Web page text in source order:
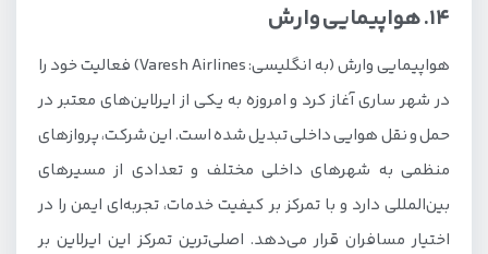
14. هواپیمایی وارش
هواپیمایی وارش (به انگلیسی: Varesh Airlines) فعالیت خود را
در شهر ساری آغاز کرد و امروزه به یکی از ایرلاین‌های معتبر در
حمل و نقل هوایی داخلی تبدیل شده است. این شرکت، پروازهای
منظمی به شهرهای داخلی مختلف و تعدادی از مسیرهای
بین‌المللی دارد و با تمرکز بر کیفیت خدمات، تجربه‌ای ایمن را در
اختیار مسافران قرار می‌دهد. اصلی‌ترین تمرکز این ایرلاین بر